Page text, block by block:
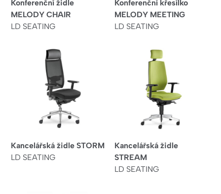
Konferenční židle
MELODY CHAIR
LD SEATING
Konferenční křesílko
MELODY MEETING
LD SEATING
Kancelářská židle STORM
LD SEATING
Kancelářská židle
STREAM
LD SEATING